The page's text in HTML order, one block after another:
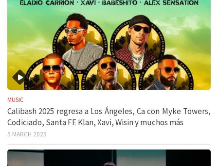
MUSIC
Calibash 2025 regresa a Los Ángeles, Ca con Myke Towers,
Codiciado, Santa FE Klan, Xavi, Wisin y muchos más
5 MARCH 2025